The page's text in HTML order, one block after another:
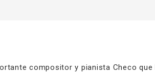
compositor y pianista Checo